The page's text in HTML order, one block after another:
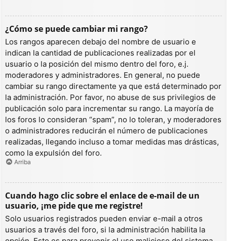
¿Cómo se puede cambiar mi rango?
Los rangos aparecen debajo del nombre de usuario e
indican la cantidad de publicaciones realizadas por el
usuario o la posición del mismo dentro del foro, e.j.
moderadores y administradores. En general, no puede
cambiar su rango directamente ya que está determinado por
la administración. Por favor, no abuse de sus privilegios de
publicación solo para incrementar su rango. La mayoría de
los foros lo consideran “spam”, no lo toleran, y moderadores
o administradores reducirán el número de publicaciones
realizadas, llegando incluso a tomar medidas mas drásticas,
como la expulsión del foro.
Arriba
Cuando hago clic sobre el enlace de e-mail de un
usuario, ¡me pide que me registre!
Solo usuarios registrados pueden enviar e-mail a otros
usuarios a través del foro, si la administración habilita la